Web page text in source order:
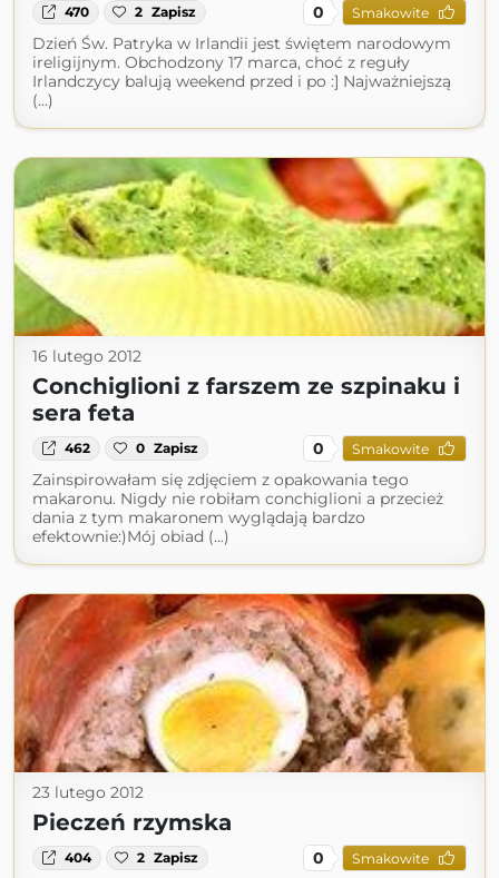
470 2 Zapisz 0 Smakowite
Dzień Św. Patryka w Irlandii jest świętem narodowym
ireligijnym. Obchodzony 17 marca, choć z reguły
Irlandczycy balują weekend przed i po :] Najważniejszą
(...)
16 lutego 2012
Conchiglioni z farszem ze szpinaku i
sera feta
462 0 Zapisz 0 Smakowite
Zainspirowałam się zdjęciem z opakowania tego
makaronu. Nigdy nie robiłam conchiglioni a przecież
dania z tym makaronem wyglądają bardzo
efektownie:)Mój obiad (...)
23 lutego 2012
Pieczeń rzymska
404 2 Zapisz 0 Smakowite